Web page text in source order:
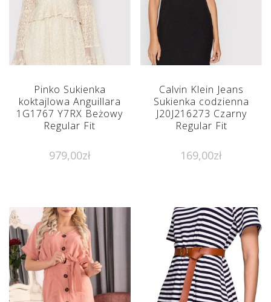
Pinko Sukienka
koktajlowa Anguillara
1G1767 Y7RX Beżowy
Regular Fit
979,00zł
Calvin Klein Jeans
Sukienka codzienna
J20J216273 Czarny
Regular Fit
169,00zł